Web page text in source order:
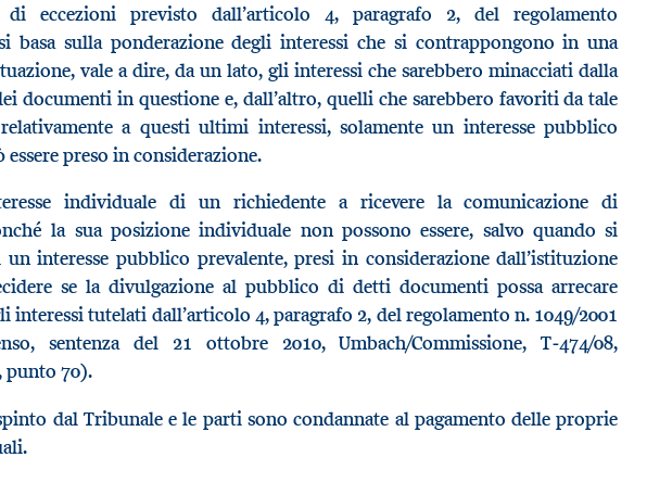
eccezioni previsto dall’articolo 4, paragrafo 2, del regolamento
basa sulla ponderazione degli interessi che si contrappongono in una
vale a dire, da un lato, gli interessi che sarebbero minacciati dalla
documenti in questione e, dall’altro, quelli che sarebbero favoriti da tale
a questi ultimi interessi, solamente un interesse pubblico
essere preso in considerazione.
individuale di un richiedente a ricevere la comunicazione di
la sua posizione individuale non possono essere, salvo quando si
un interesse pubblico prevalente, presi in considerazione dall’istituzione
se la divulgazione al pubblico di detti documenti possa arrecare
interessi tutelati dall’articolo 4, paragrafo 2, del regolamento n. 1049/2001
sentenza del 21 ottobre 2010, Umbach/Commissione, T‑474/08,
punto 70).
dal Tribunale e le parti sono condannate al pagamento delle proprie